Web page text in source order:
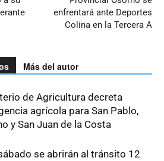
enfrentará ante Deportes
Colina en la Tercera A
Más del autor
de Agricultura decreta
agrícola para San Pablo,
y San Juan de la Costa
se abrirán al tránsito 12